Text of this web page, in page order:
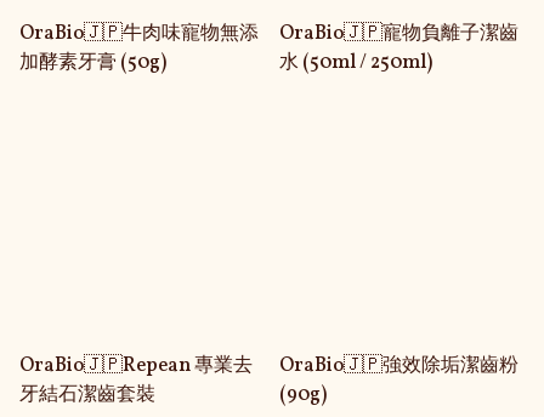
OraBio🇯🇵牛肉味寵物無添
加酵素牙膏 (50g)
OraBio🇯🇵寵物負離子潔齒
水 (50ml / 250ml)
OraBio🇯🇵Repean 專業去
牙結石潔齒套裝
OraBio🇯🇵強效除垢潔齒粉
(90g)